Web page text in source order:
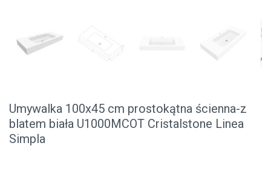
Umywalka 100x45 cm prostokątna ścienna-z
blatem biała U1000MCOT Cristalstone Linea
Simpla